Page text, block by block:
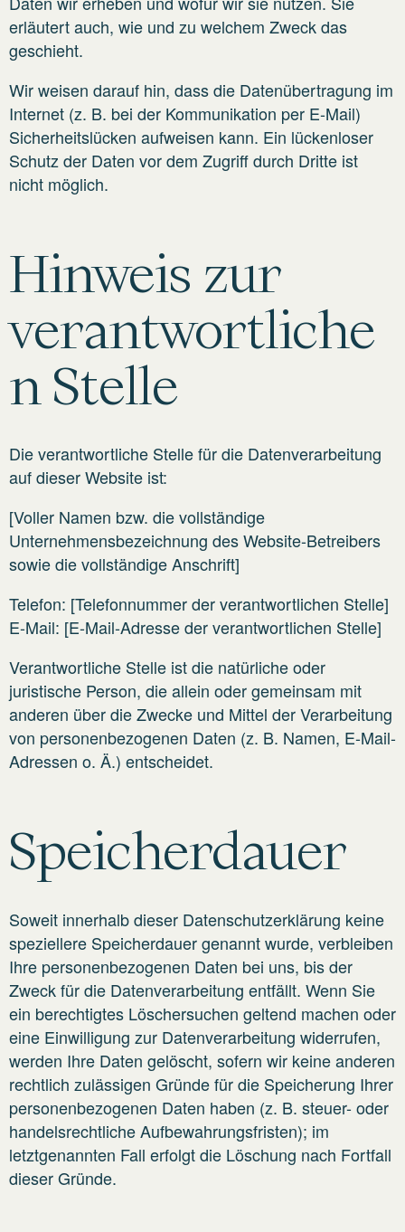
erläutert auch, wie und zu welchem Zweck das
geschieht.
Wir weisen darauf hin, dass die Datenübertragung im
Internet (z. B. bei der Kommunikation per E-Mail)
Sicherheitslücken aufweisen kann. Ein lückenloser
Schutz der Daten vor dem Zugriff durch Dritte ist
nicht möglich.
Hinweis zur
verantwortliche
n Stelle
Die verantwortliche Stelle für die Datenverarbeitung
auf dieser Website ist:
[Voller Namen bzw. die vollständige
Unternehmensbezeichnung des Website-Betreibers
sowie die vollständige Anschrift]
Telefon: [Telefonnummer der verantwortlichen Stelle]
E-Mail: [E-Mail-Adresse der verantwortlichen Stelle]
Verantwortliche Stelle ist die natürliche oder
juristische Person, die allein oder gemeinsam mit
anderen über die Zwecke und Mittel der Verarbeitung
von personenbezogenen Daten (z. B. Namen, E-Mail-
Adressen o. Ä.) entscheidet.
Speicherdauer
Soweit innerhalb dieser Datenschutzerklärung keine
speziellere Speicherdauer genannt wurde, verbleiben
Ihre personenbezogenen Daten bei uns, bis der
Zweck für die Datenverarbeitung entfällt. Wenn Sie
ein berechtigtes Löschersuchen geltend machen oder
eine Einwilligung zur Datenverarbeitung widerrufen,
werden Ihre Daten gelöscht, sofern wir keine anderen
rechtlich zulässigen Gründe für die Speicherung Ihrer
personenbezogenen Daten haben (z. B. steuer- oder
handelsrechtliche Aufbewahrungsfristen); im
letztgenannten Fall erfolgt die Löschung nach Fortfall
dieser Gründe.